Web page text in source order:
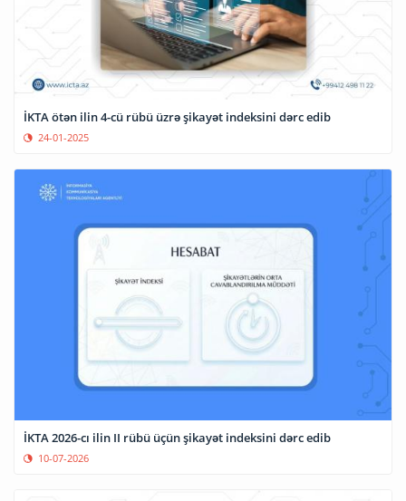
İKTA ötən ilin 4-cü rübü üzrə şikayət indeksini dərc edib
24-01-2025
İKTA 2026-cı ilin II rübü üçün şikayət indeksini dərc edib
10-07-2026